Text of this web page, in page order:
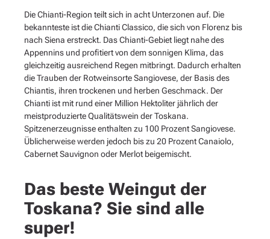
Die Chianti-Region teilt sich in acht Unterzonen auf. Die
bekannteste ist die Chianti Classico, die sich von Florenz bis
nach Siena erstreckt. Das Chianti-Gebiet liegt nahe des
Appennins und profitiert von dem sonnigen Klima, das
gleichzeitig ausreichend Regen mitbringt. Dadurch erhalten
die Trauben der Rotweinsorte Sangiovese, der Basis des
Chiantis, ihren trockenen und herben Geschmack. Der
Chianti ist mit rund einer Million Hektoliter jährlich der
meistproduzierte Qualitätswein der Toskana.
Spitzenerzeugnisse enthalten zu 100 Prozent Sangiovese.
Üblicherweise werden jedoch bis zu 20 Prozent Canaiolo,
Cabernet Sauvignon oder Merlot beigemischt.
Das beste Weingut der
Toskana? Sie sind alle
super!